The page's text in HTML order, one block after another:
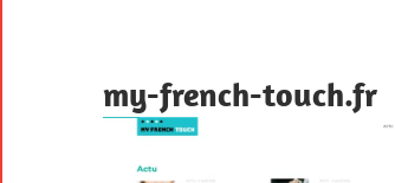
my-french-touch.fr